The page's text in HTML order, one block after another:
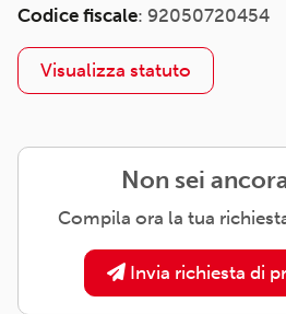
Codice fiscale: 92050720454
Visualizza statuto
Non sei
Compila ora la tua
Invia richiesta di